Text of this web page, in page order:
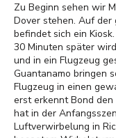
Zu Beginn sehen wir
Dover stehen. Auf
befindet sich ein
30 Minuten später
und in ein Flugzeug
Guantanamo bringen
Flugzeug in einen
erst erkennt Bond den
hat in der
Luftverwirbelung in